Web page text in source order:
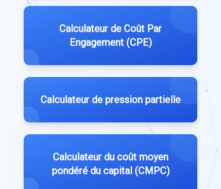
Calculateur de Coût Par
Engagement (CPE)
Calculateur de pression partielle
Calculateur du coût moyen
pondéré du capital (CMPC)